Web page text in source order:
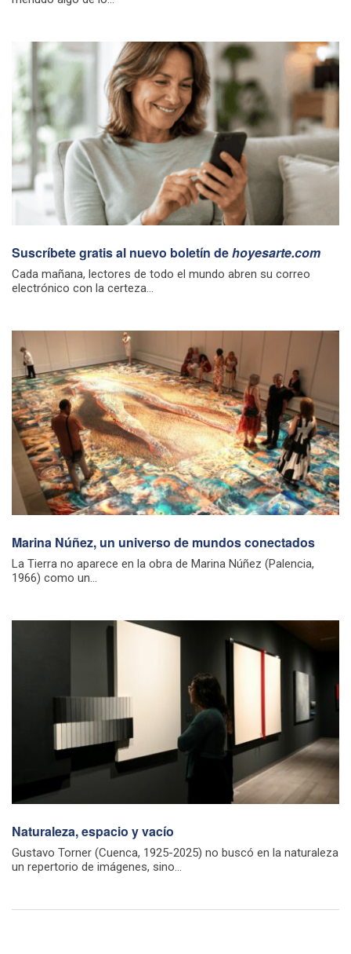
Suscríbete gratis al nuevo boletín dehoyesarte.com
Cada mañana, lectores de todo el mundo abren su correo
electrónico con la certeza...
Marina Núñez, un universo de mundos conectados
La Tierra no aparece en la obra de Marina Núñez (Palencia,
1966) como un...
Naturaleza, espacio y vacío
Gustavo Torner (Cuenca, 1925-2025) no buscó en la naturaleza
un repertorio de imágenes, sino...